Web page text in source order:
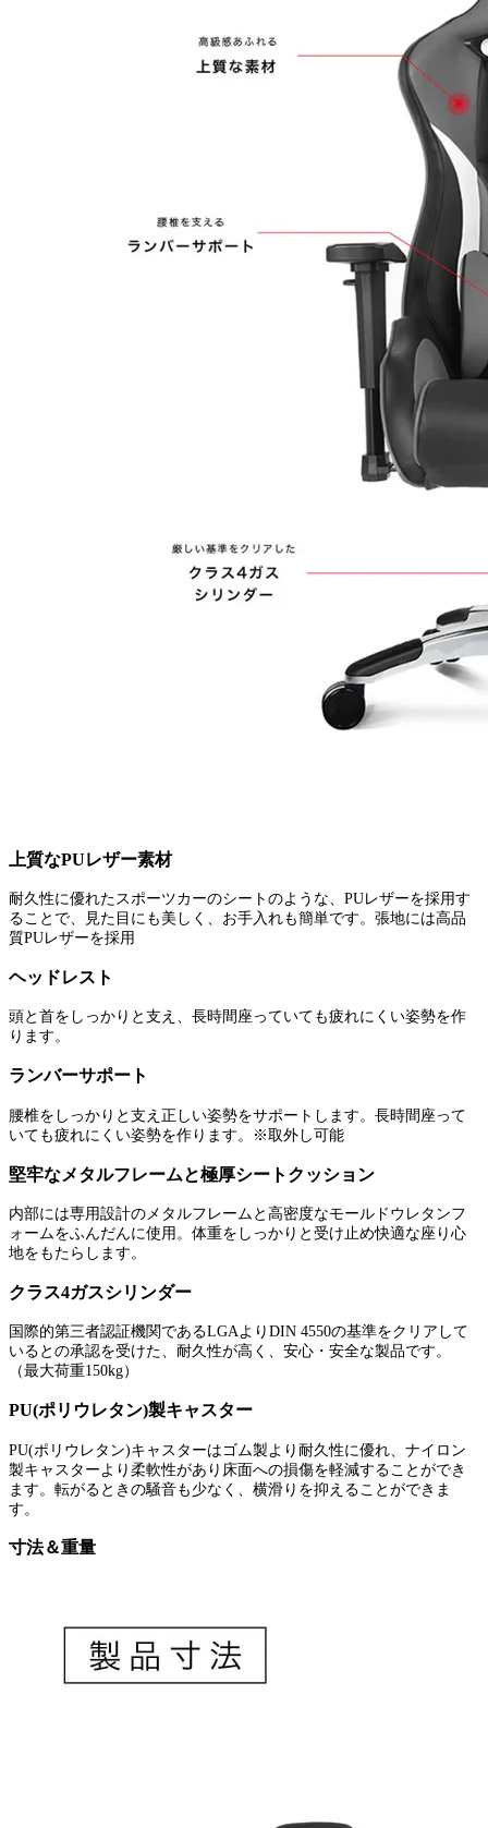
上質なPUレザー素材
耐久性に優れたスポーツカーのシートのような、PUレザーを採用す
ることで、見た目にも美しく、お手入れも簡単です。張地には高品
質PUレザーを採用
ヘッドレスト
頭と首をしっかりと支え、長時間座っていても疲れにくい姿勢を作
ります。
ランバーサポート
腰椎をしっかりと支え正しい姿勢をサポートします。長時間座って
いても疲れにくい姿勢を作ります。※取外し可能
堅牢なメタルフレームと極厚シートクッション
内部には専用設計のメタルフレームと高密度なモールドウレタンフ
ォームをふんだんに使用。体重をしっかりと受け止め快適な座り心
地をもたらします。
クラス4ガスシリンダー
国際的第三者認証機関であるLGAよりDIN 4550の基準をクリアして
いるとの承認を受けた、耐久性が高く、安心・安全な製品です。
（最大荷重150kg）
PU(ポリウレタン)製キャスター
PU(ポリウレタン)キャスターはゴム製より耐久性に優れ、ナイロン
製キャスターより柔軟性があり床面への損傷を軽減することができ
ます。転がるときの騒音も少なく、横滑りを抑えることができま
す。
寸法＆重量